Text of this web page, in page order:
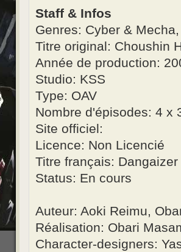
Staff & Infos
Genres: Cyber &
Titre original: Choushin
Année de production:
Studio: KSS
Type: OAV
Nombre d'épisodes: 4 x
Site officiel:
Licence: Non Licencié
Titre français: Dangaizer
Status: En cours
Auteur: Aoki Reimu,
Réalisation: Obari
Character-designers: